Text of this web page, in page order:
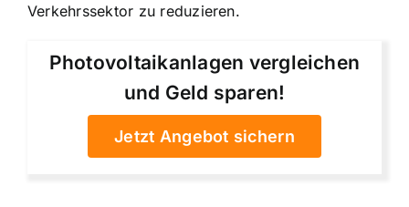
Verkehrssektor zu reduzieren.
Photovoltaikanlagen vergleichen
und Geld sparen!
Jetzt Angebot sichern